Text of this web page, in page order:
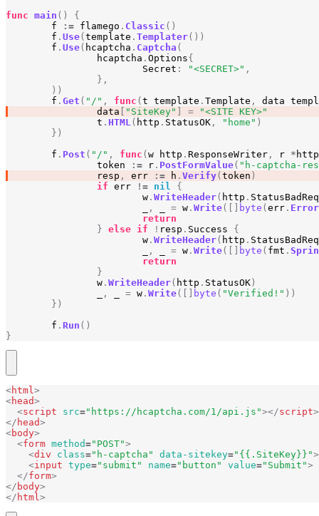
func main ()
{
f
:= flamego . Classic ()
f . Use(template . Templater())
f . Use( hcaptcha . Captcha (
hcaptcha . Options{
Secret : "<SECRET>" ,
},
))
f . Get ( "/" , func (t template . Template , data
data [ "SiteKey" ] =
"<SITE KEY>"
t . HTML ( http . StatusOK , "home" )
})
f . Post ( "/" , func (w http . ResponseWriter , r * http
token
:= r . PostFormValue( "h-captcha-
resp , err := h . Verify(token )
if err != nil
{
w . WriteHeader( http .
, = w . Write([] byte (err . Error
return
} else if ! resp . Success
{
w . WriteHeader( http .
, = w . Write([] byte ( fmt .
return
}
w . WriteHeader( http . StatusOK)
, = w . Write([] byte ( "Verified!" ))
})
f . Run ()
}
<html>
<head>
<script src="https://hcaptcha.com/1/api.js"></script>
</ head>
<body>
<form method="POST">
<div class="h-captcha" data-sitekey="{{.SiteKey}}"
<input type="submit" name="button" value="Submit">
</form>
</ body>
</ html>